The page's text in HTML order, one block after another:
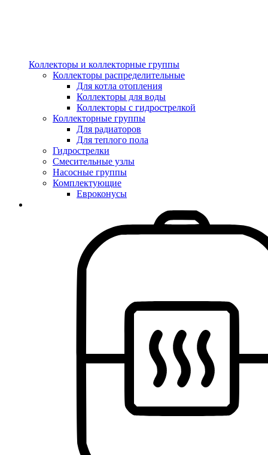
Коллекторы и коллекторные группы
Коллекторы распределительные
Для котла отопления
Коллекторы для воды
Коллекторы с гидрострелкой
Коллекторные группы
Для радиаторов
Для теплого пола
Гидрострелки
Смесительные узлы
Насосные группы
Комплектующие
Евроконусы